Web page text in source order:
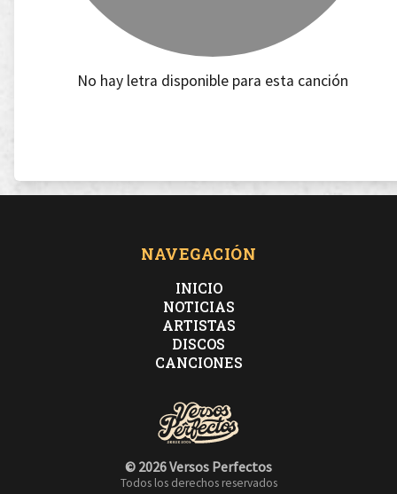
No hay letra disponible para esta canción
NAVEGACIÓN
INICIO
NOTICIAS
ARTISTAS
DISCOS
CANCIONES
© 2026 Versos Perfectos
Todos los derechos reservados